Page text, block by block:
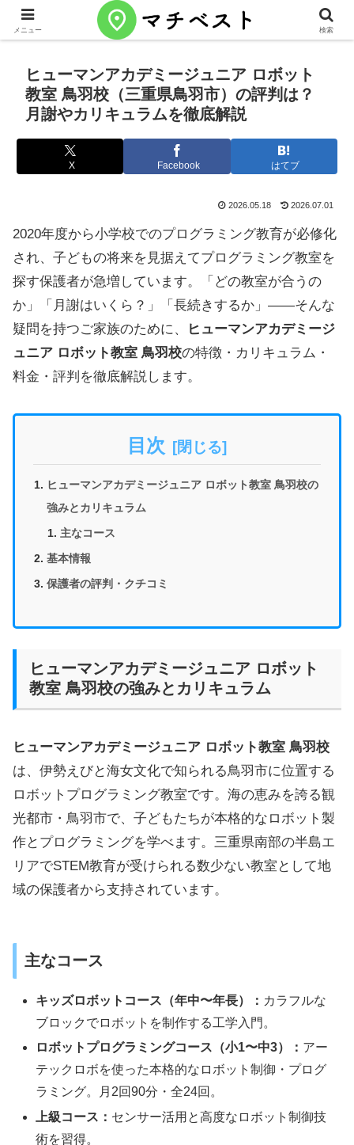
ヒューマンアカデミージュニア ロボット
教室 鳥羽校（三重県鳥羽市）の評判は？
月謝やカリキュラムを徹底解説
X Facebook はてブ
2026.05.18 2026.07.01
2020年度から小学校でのプログラミング教育が必修化
され、子どもの将来を見据えてプログラミング教室を
探す保護者が急増しています。「どの教室が合うの
か」「月謝はいくら？」「長続きするか」——そんな
疑問を持つご家族のために、
ヒューマンアカデミージ
ュニア ロボット教室 鳥羽校の特徴・カリキュラム・
料金・評判を徹底解説します。
目次
ヒューマンアカデミージュニア ロボット教室 鳥羽校の
強みとカリキュラム
主なコース
基本情報
保護者の評判・クチコミ
ヒューマンアカデミージュニア ロボット
教室 鳥羽校の強みとカリキュラム
ヒューマンアカデミージュニア ロボット教室 鳥羽校
は、伊勢えびと海女文化で知られる鳥羽市に位置する
ロボットプログラミング教室です。海の恵みを誇る観
光都市・鳥羽市で、子どもたちが本格的なロボット製
作とプログラミングを学べます。三重県南部の半島エ
リアでSTEM教育が受けられる数少ない教室として地
域の保護者から支持されています。
主なコース
キッズロボットコース（年中〜年長）： カラフルな
ブロックでロボットを制作する工学入門。
ロボットプログラミングコース（小1〜中3）： アー
テックロボを使った本格的なロボット制御・プログ
ラミング。月2回90分・全24回。
上級コース： センサー活用と高度なロボット制御技
術を習得。
メニュー 検索